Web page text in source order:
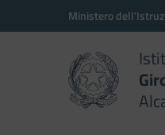
Vai ai contenuti
Vai al menu di navigazione
Ministero